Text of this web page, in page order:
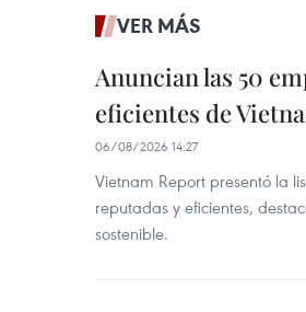
VER MÁS
Anuncian las 50
eficientes de
06/08/2026 14:27
Vietnam Report presentó la
reputadas y eficientes,
sostenible.